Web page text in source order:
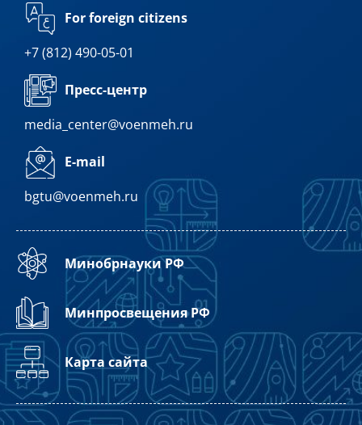
For foreign citizens
+7 (812) 490-05-01
Пресс-центр
media_center@voenmeh.ru
E-mail
bgtu@voenmeh.ru
Минобрнауки РФ
Минпросвещения РФ
Карта сайта